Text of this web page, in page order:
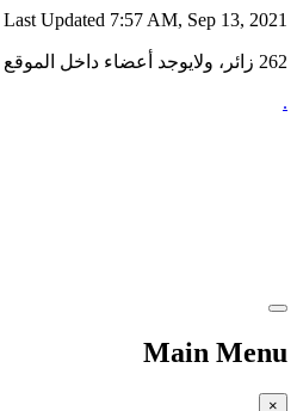
Last Updated 7:57 AM, Sep 13, 2021
262 زائر، ولايوجد أعضاء داخل الموقع
.
Main Menu
×